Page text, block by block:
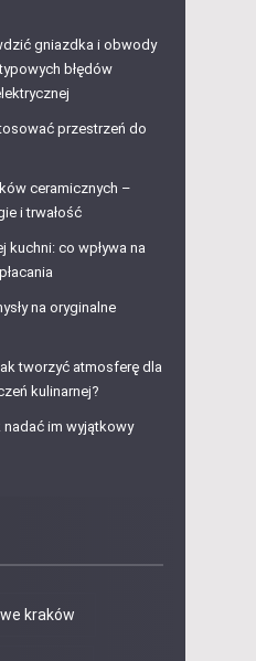
gniazdka i obwody
błędów
przestrzeń do
ceramicznych –
i trwałość
kuchni: co wpływa na
na oryginalne
tworzyć atmosferę dla
kulinarnej?
im wyjątkowy
kraków